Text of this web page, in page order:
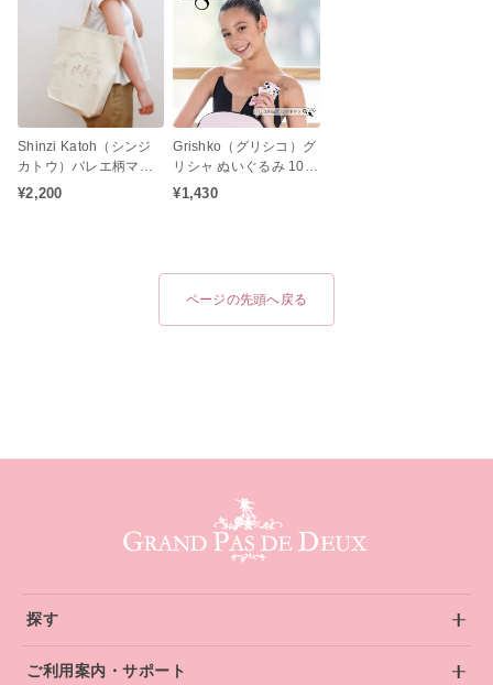
の湖 眠れる森の美女 く
るみ割り人形 ドン・キ
ホーテ ジゼル）
Shinzi Katoh（シンジ
カトウ）バレエ柄マチ
付きトートバッグ レ
¥2,200
Grishko（グリシコ）グ
リシャ ぬいぐるみ 10c
m（発表会 ギフト バレ
¥1,430
ページの先頭へ戻る
探す
ご利用案内・サポート